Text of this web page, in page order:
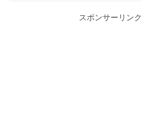
スポンサーリンク